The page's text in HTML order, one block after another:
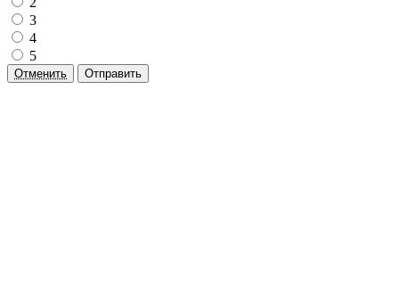
3
4
5
Отменить Отправить